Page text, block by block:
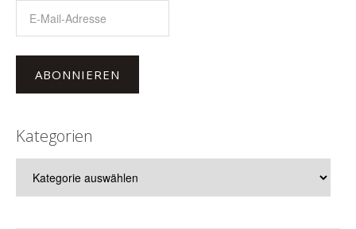
Mail-
ABONNIEREN
Kategorien